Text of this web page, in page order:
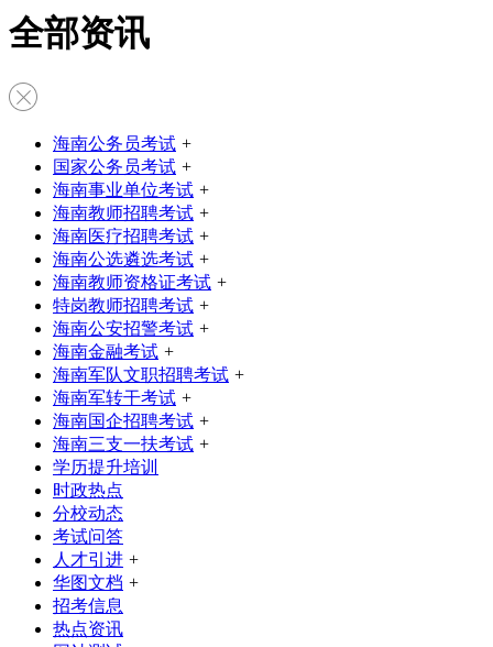
全部资讯
海南公务员考试 +
国家公务员考试 +
海南事业单位考试 +
海南教师招聘考试 +
海南医疗招聘考试 +
海南公选遴选考试 +
海南教师资格证考试 +
特岗教师招聘考试 +
海南公安招警考试 +
海南金融考试 +
海南军队文职招聘考试 +
海南军转干考试 +
海南国企招聘考试 +
海南三支一扶考试 +
学历提升培训
时政热点
分校动态
考试问答
人才引进 +
华图文档 +
招考信息
热点资讯